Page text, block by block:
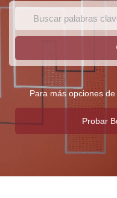
Para más opciones
Probar